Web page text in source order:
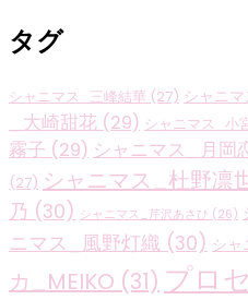
タグ
シャニマス_三峰結華 (27) シャニ
_大崎甜花 (29) シャニマス_小
霧子 (29) シャニマス_月岡
(27) シャニマス_杜野凛
乃 (30) シャニマス_芹沢あさひ (26)
ニマス_風野灯織 (30) シ
カ_MEIKO (31) プロ